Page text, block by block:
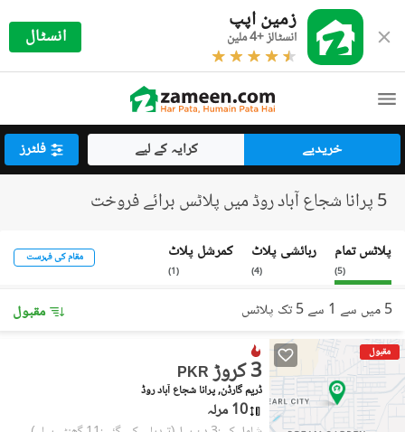
زمین اپپ
انسٹالز +4 ملین انسٹال
خریدیے کرایہ کے لیے فلٹرز
5 پرانا شجاع آباد روڈ میں پلاٹس برائے فروخت
پلاٹس تمام
(
5
)
رہائشی پلاٹ
(
4
)
کمرشل پلاٹ
(
1
)
مقام کی فہرست
5 میں سے 1 سے 5 تک پلاٹس مقبول
مقبول
PKR 3 کروڑ
ڈریم گارڈن, پرانا شجاع آباد روڈ
10 مرلہ